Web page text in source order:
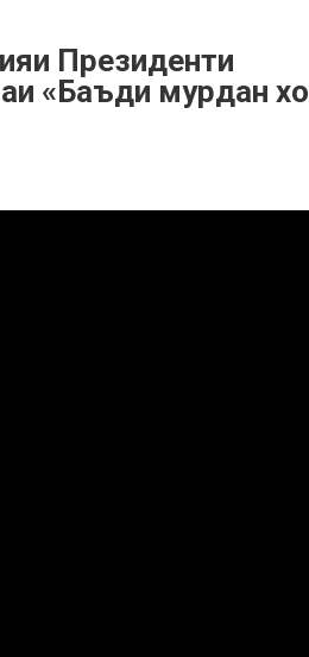
Президенти
«Баъди мурдан хоҳ